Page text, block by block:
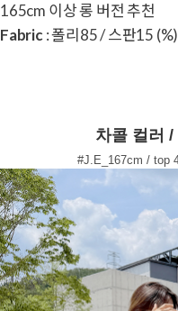
165cm 이상 롱 버전 추천
Fabric: 폴리85 / 스판15 (%)
차콜 컬러
#J.E_167cm / top